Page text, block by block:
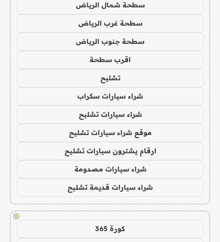
سطحة شمال الرياض
سطحة غرب الرياض
سطحة جنوب الرياض
اقرب سطحة
تشليح
شراء سيارات سكراب
شراء سيارات تشليح
موقع شراء سيارات تشليح
ارقام يشترون سيارات تشليح
شراء سيارات مصدومة
شراء سيارات قديمة تشليح
!
كورة 365